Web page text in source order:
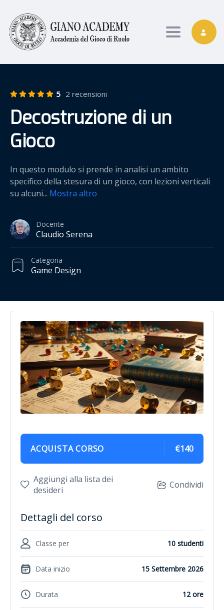
Toggle
5 2 recensioni
Decostruzione di un
Gioco
In questo modulo si prende in analisi un ambito
specifico della stesura di un gioco, con lezioni verticali
su alcuni... Mostra altro
Docente
Claudio Serena
Categoria
Game Design
ACQUISTA CORSO €140
Aggiungi alla lista dei
desideri
Condividi
Dettagli del corso
Classe per 10 studenti
Data inizio 15 Settembre 2026
Durata 12 ore